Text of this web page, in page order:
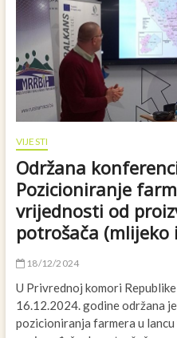
UPUTSTVO
OBRAZAC
PRIJAVU
–
Produzen
rok
prijave
VIJESTI
Održana
Pozicioniranje
vrijednosti od
potrošača
18/12/2024
U Privrednoj komori
16.12.2024. godine održana
pozicioniranja farmera u